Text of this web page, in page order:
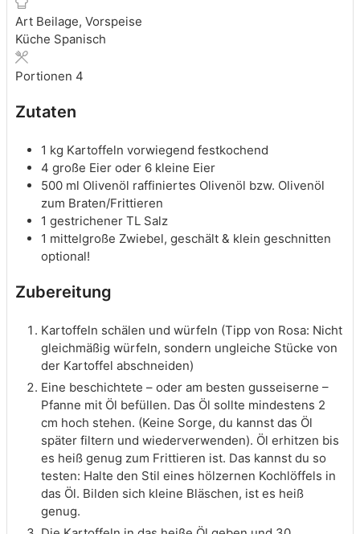
Art Beilage, Vorspeise
Küche Spanisch
Portionen 4
Zutaten
1 kg Kartoffeln vorwiegend festkochend
4 große Eier oder 6 kleine Eier
500 ml Olivenöl raffiniertes Olivenöl bzw. Olivenöl
zum Braten/Frittieren
1 gestrichener TL Salz
1 mittelgroße Zwiebel, geschält & klein geschnitten
optional!
Zubereitung
Kartoffeln schälen und würfeln (Tipp von Rosa: Nicht
gleichmäßig würfeln, sondern ungleiche Stücke von
der Kartoffel abschneiden)
Eine beschichtete – oder am besten gusseiserne –
Pfanne mit Öl befüllen. Das Öl sollte mindestens 2
cm hoch stehen. (Keine Sorge, du kannst das Öl
später filtern und wiederverwenden). Öl erhitzen bis
es heiß genug zum Frittieren ist. Das kannst du so
testen: Halte den Stil eines hölzernen Kochlöffels in
das Öl. Bilden sich kleine Bläschen, ist es heiß
genug.